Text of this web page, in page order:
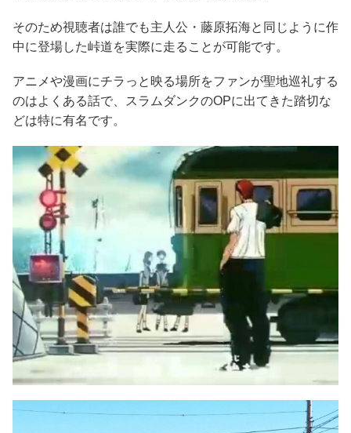
そのため視聴者は誰でも主人公・藤原拓海と同じように作
中に登場した峠道を実際に走ることが可能です。
アニメや漫画にチラっと映る場所をファンが聖地巡礼する
のはよくある話で、スラムダンクのOPに出てきた踏切な
どは特に有名です。